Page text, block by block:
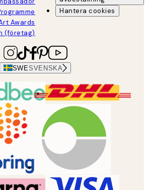
Awards
(företag)
Hantera cookies
SWESVENSKA